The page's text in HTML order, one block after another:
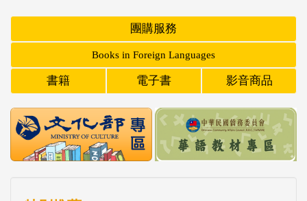
團購服務
Books in Foreign Languages
書籍 電子書 影音商品